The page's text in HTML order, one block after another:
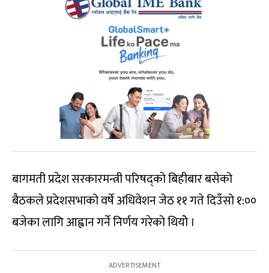
बागमती प्रदेश सरकारमन्त्री परिषद्को बिहीबार बसेको
बैठकले प्रदेशसभाको वर्षे अधिवेशन जेठ ११ गते दिउँसो १:००
बजेका लागि आह्वान गर्ने निर्णय गरेको थियोे ।